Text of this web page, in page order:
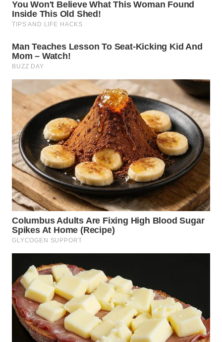
WN
WN
BINTAN
WN
MANDALIKA
LIKUPANG
WN
LABUANBAJO
WN
BORNEO
Wahana
Media
WAHANA
NEWS
WAHANA
TANI